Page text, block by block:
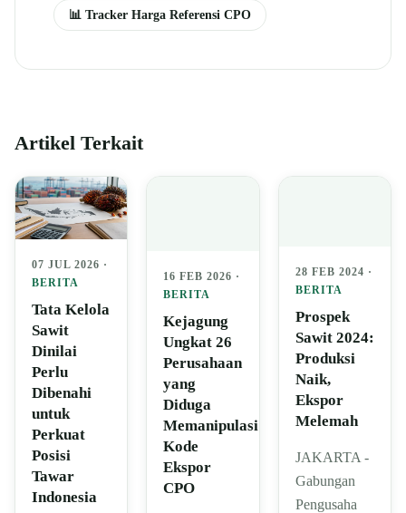
📊 Tracker Harga Referensi CPO
Artikel Terkait
07 JUL 2026 ·
BERITA
Tata Kelola
Sawit
Dinilai
Perlu
Dibenahi
untuk
Perkuat
Posisi
Tawar
Indonesia
16 FEB 2026 ·
BERITA
Kejagung
Ungkat 26
Perusahaan
yang
Diduga
Memanipulasi
Kode
Ekspor
CPO
28 FEB 2024 ·
BERITA
Prospek
Sawit 2024:
Produksi
Naik,
Ekspor
Melemah
JAKARTA -
Gabungan
Pengusaha